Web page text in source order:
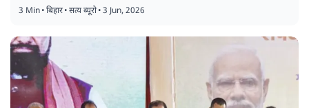
3 Min•बिहार•सत्य ब्यूरो•3 Jun, 2026